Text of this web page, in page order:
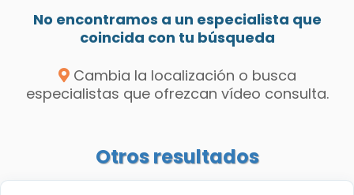
No encontramos a un especialista que
coincida con tu búsqueda
Cambia la localización o busca
especialistas que ofrezcan vídeo consulta.
Otros resultados